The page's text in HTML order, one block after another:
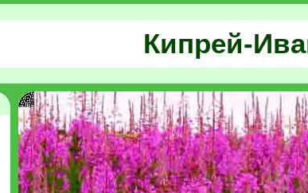
Кипрей-